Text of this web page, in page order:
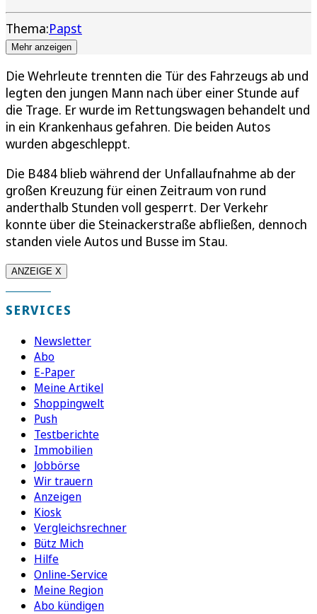
Thema:Papst
Mehr anzeigen
Die Wehrleute trennten die Tür des Fahrzeugs ab und
legten den jungen Mann nach über einer Stunde auf
die Trage. Er wurde im Rettungswagen behandelt und
in ein Krankenhaus gefahren. Die beiden Autos
wurden abgeschleppt.
Die B484 blieb während der Unfallaufnahme ab der
großen Kreuzung für einen Zeitraum von rund
anderthalb Stunden voll gesperrt. Der Verkehr
konnte über die Steinackerstraße abfließen, dennoch
standen viele Autos und Busse im Stau.
ANZEIGE X
SERVICES
Newsletter
Abo
E-Paper
Meine Artikel
Shoppingwelt
Push
Testberichte
Immobilien
Jobbörse
Wir trauern
Anzeigen
Kiosk
Vergleichsrechner
Bütz Mich
Hilfe
Online-Service
Meine Region
Abo kündigen